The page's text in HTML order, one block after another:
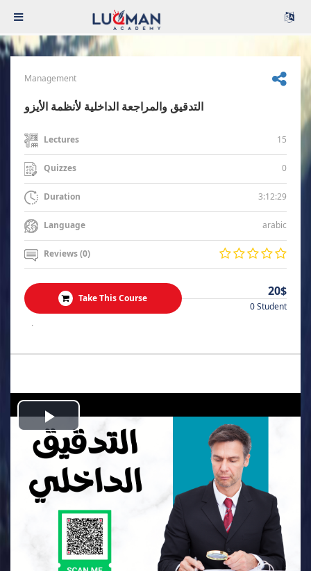
Management
التدقيق والمراجعة الداخلية لأنظمة الأيزو
Lectures 15
Quizzes 0
Duration 3:12:29
Language arabic
Reviews (0)
Take This Course 20$
0 Student
.
Play
Video